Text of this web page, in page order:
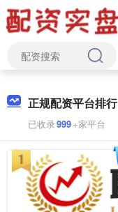
正规配资平台排行
已收录999+家平台